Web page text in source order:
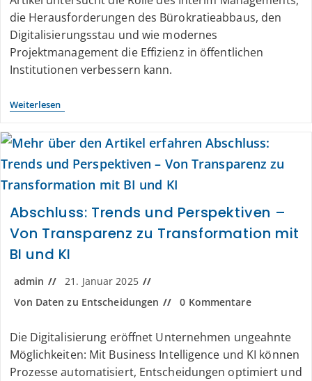
die Herausforderungen des Bürokratieabbaus, den
Digitalisierungsstau und wie modernes
Projektmanagement die Effizienz in öffentlichen
Institutionen verbessern kann.
Weiterlesen
Abschluss: Trends und Perspektiven –
Von Transparenz zu Transformation mit
BI und KI
admin
21. Januar 2025
Von Daten zu Entscheidungen
0 Kommentare
Die Digitalisierung eröffnet Unternehmen ungeahnte
Möglichkeiten: Mit Business Intelligence und KI können
Prozesse automatisiert, Entscheidungen optimiert und